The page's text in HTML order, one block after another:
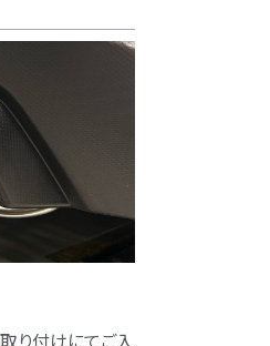
り付けにてご入